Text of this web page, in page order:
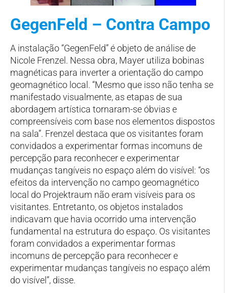
GegenFeld – Contra Campo
A instalação “GegenFeld” é objeto de análise de
Nicole Frenzel. Nessa obra, Mayer utiliza bobinas
magnéticas para inverter a orientação do campo
geomagnético local. “Mesmo que isso não tenha se
manifestado visualmente, as etapas de sua
abordagem artística tornaram-se óbvias e
compreensíveis com base nos elementos dispostos
na sala”. Frenzel destaca que os visitantes foram
convidados a experimentar formas incomuns de
percepção para reconhecer e experimentar
mudanças tangíveis no espaço além do visível: “os
efeitos da intervenção no campo geomagnético
local do Projektraum não eram visíveis para os
visitantes. Entretanto, os objetos instalados
indicavam que havia ocorrido uma intervenção
fundamental na estrutura do espaço. Os visitantes
foram convidados a experimentar formas
incomuns de percepção para reconhecer e
experimentar mudanças tangíveis no espaço além
do visível”, disse.